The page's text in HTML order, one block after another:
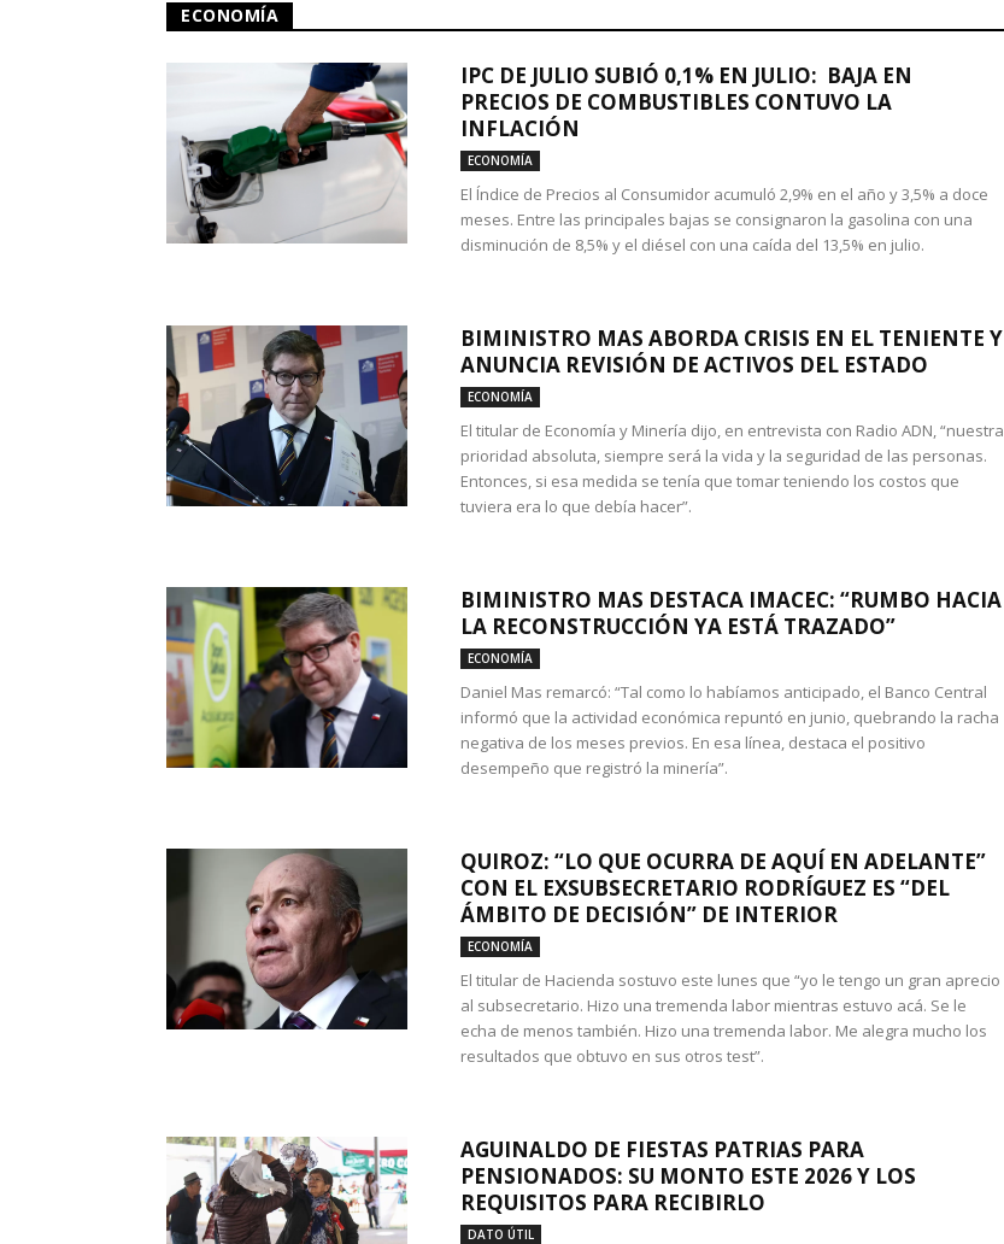
ECONOMÍA
IPC DE JULIO SUBIÓ 0,1% EN JULIO: BAJA EN
PRECIOS DE COMBUSTIBLES CONTUVO LA
INFLACIÓN
ECONOMÍA
El Índice de Precios al Consumidor acumuló 2,9% en el año y 3,5% a doce
meses. Entre las principales bajas se consignaron la gasolina con una
disminución de 8,5% y el diésel con una caída del 13,5% en julio.
BIMINISTRO MAS ABORDA CRISIS EN EL TENIENTE Y
ANUNCIA REVISIÓN DE ACTIVOS DEL ESTADO
ECONOMÍA
El titular de Economía y Minería dijo, en entrevista con Radio ADN, “nuestra
prioridad absoluta, siempre será la vida y la seguridad de las personas.
Entonces, si esa medida se tenía que tomar teniendo los costos que
tuviera era lo que debía hacer”.
BIMINISTRO MAS DESTACA IMACEC: “RUMBO HACIA
LA RECONSTRUCCIÓN YA ESTÁ TRAZADO”
ECONOMÍA
Daniel Mas remarcó: “Tal como lo habíamos anticipado, el Banco Central
informó que la actividad económica repuntó en junio, quebrando la racha
negativa de los meses previos. En esa línea, destaca el positivo
desempeño que registró la minería”.
QUIROZ: “LO QUE OCURRA DE AQUÍ EN ADELANTE”
CON EL EXSUBSECRETARIO RODRÍGUEZ ES “DEL
ÁMBITO DE DECISIÓN” DE INTERIOR
ECONOMÍA
El titular de Hacienda sostuvo este lunes que “yo le tengo un gran aprecio
al subsecretario. Hizo una tremenda labor mientras estuvo acá. Se le
echa de menos también. Hizo una tremenda labor. Me alegra mucho los
resultados que obtuvo en sus otros test”.
AGUINALDO DE FIESTAS PATRIAS PARA
PENSIONADOS: SU MONTO ESTE 2026 Y LOS
REQUISITOS PARA RECIBIRLO
DATO ÚTIL